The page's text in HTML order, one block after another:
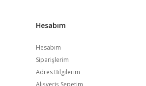
Hesabım
Hesabım
Siparişlerim
Adres Bilgilerim
Alışveriş Sepetim